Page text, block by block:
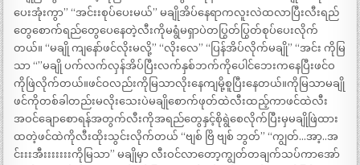
ပေးအုံးကွာ” “အင်းးစုပ်ပေးမယ်” မချိုအိပ်နေရာကလူးလဲထလာပြီးလီးရည်
တွေစောက်ရည်တွေပေနေတဲ့လီးကိုမရွံမရှာပဲတပြွတ်ပြွတ်စုပ်ပေးလိုက်
တယ်။ “မချို ကျနော်ဖင်လိုးမလို့” “လိုးလေ” “ပြန်အိပ်လိုက်မချို” “အင်း ကိုမြ
သာ “”မချို ပက်လက်လှန်အိပ်ပြီးလက်နှစ်ဘက်ကိုပေါင်ဘေးကနေပြီးဖင်ဝ
ကိုဖြဲလိုက်တယ်။ဖင်ဝလည်းကိုမြသာလိုးနေကျမို့စူပြီးနေတယ်။ကိုမြသာမချို
ဖင်ကိုတစ်ခါတည်းမလိုးသေးပဲမချိုစောက်ဖုတ်ထဲလီးထည့်ကာဖင်ထဲလီး
အဝင်ချောစောရန်အတွက်လီးကိုအရည်တွေနှင့်စိုရွဲစေလိုက်ပြီးမှမချိုဖြဲထား
ထတဲ့ဖင်ထဲကိုလီးထိုးသွင်းလိုက်တယ် “ဗျစ် ဗြိ ဗျစ် ဘွတ်” “ကျွတ်…အာ့..အ
င်းးးအီးးးးးးးကိုမြသာ” မချိုမှာ လီးဝင်လာတော့ကျွတ်တချက်သပ်ကာအော်